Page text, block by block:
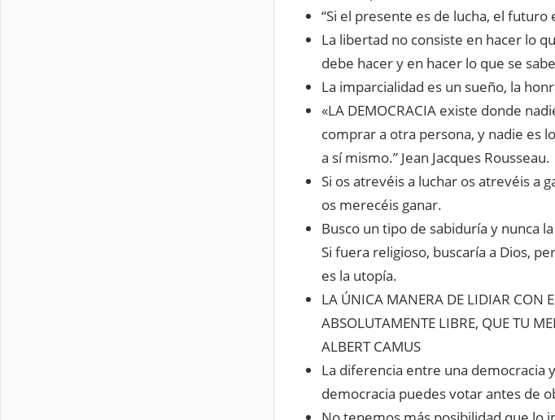
“Si el presente es de lucha, el futuro
La libertad no consiste en hacer lo
debe hacer y en hacer lo que se
La imparcialidad es un sueño, la
«LA DEMOCRACIA existe donde
comprar a otra persona, y nadie es
a sí mismo.” Jean Jacques Rousseau.
Si os atrevéis a luchar os atrevéis a
os merecéis ganar.
Busco un tipo de sabiduría y nunca
Si fuera religioso, buscaría a Dios,
es la utopía.
LA ÚNICA MANERA DE LIDIAR CON
ABSOLUTAMENTE LIBRE, QUE TU
ALBERT CAMUS
La diferencia entre una democracia
democracia puedes votar antes de